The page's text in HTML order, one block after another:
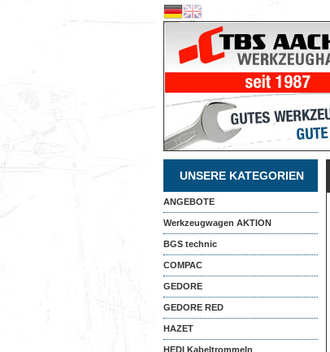
UNSERE KATEGORIEN
ANGEBOTE
Werkzeugwagen AKTION
BGS technic
COMPAC
GEDORE
GEDORE RED
HAZET
HEDI Kabeltrommeln